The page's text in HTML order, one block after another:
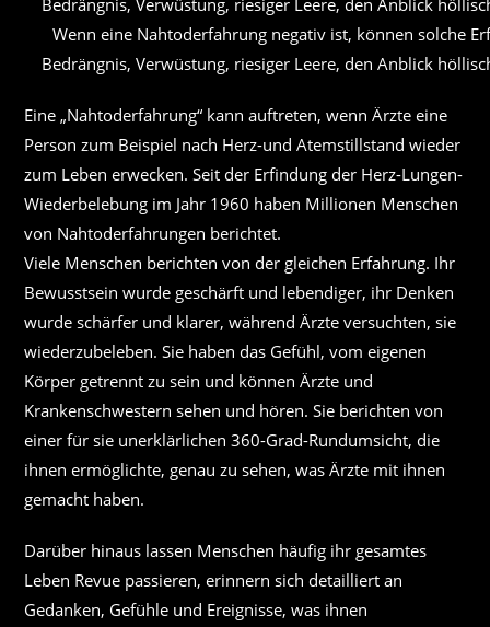
Wenn eine Nahtoderfahrung negativ ist, können solche
Bedrängnis, Verwüstung, riesiger Leere, den Anblick
Eine „Nahtoderfahrung“ kann auftreten, wenn Ärzte eine
Person zum Beispiel nach Herz-und Atemstillstand wieder
zum Leben erwecken. Seit der Erfindung der Herz-Lungen-
Wiederbelebung im Jahr 1960 haben Millionen Menschen
von Nahtoderfahrungen berichtet.
Viele Menschen berichten von der gleichen Erfahrung. Ihr
Bewusstsein wurde geschärft und lebendiger, ihr Denken
wurde schärfer und klarer, während Ärzte versuchten, sie
wiederzubeleben. Sie haben das Gefühl, vom eigenen
Körper getrennt zu sein und können Ärzte und
Krankenschwestern sehen und hören. Sie berichten von
einer für sie unerklärlichen 360-Grad-Rundumsicht, die
ihnen ermöglichte, genau zu sehen, was Ärzte mit ihnen
gemacht haben.
Darüber hinaus lassen Menschen häufig ihr gesamtes
Leben Revue passieren, erinnern sich detailliert an
Gedanken, Gefühle und Ereignisse, was ihnen